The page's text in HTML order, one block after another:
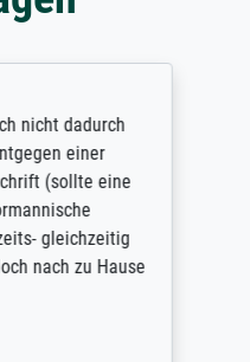
nicht dadurch
einer
(sollte eine
gleichzeitig
nach zu Hause